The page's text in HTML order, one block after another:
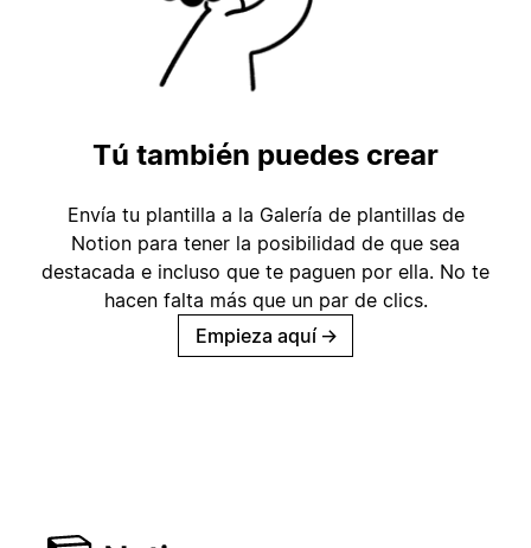
Tú también puedes crear
Envía tu plantilla a la Galería de plantillas de
Notion para tener la posibilidad de que sea
destacada e incluso que te paguen por ella. No te
hacen falta más que un par de clics.
Empieza aquí →